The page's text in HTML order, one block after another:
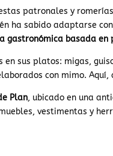
patronales y
ha sabido adaptarse
gastronómica basada en
en sus platos: migas,
con mimo.
Plan, ubicado en una
vestimentas y